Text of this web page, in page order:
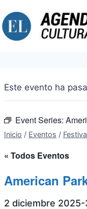
al
contenido
Este evento ha
Event Series:
Inicio / Eventos /
« Todos Eventos
American
2 diciembre